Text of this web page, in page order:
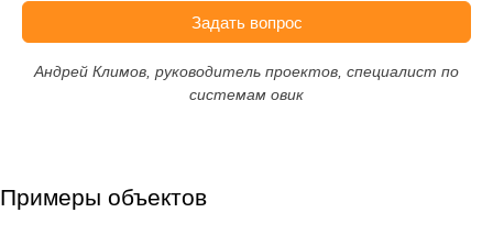
Задать вопрос
Андрей Климов, руководитель проектов, специалист по
системам овик
Примеры объектов